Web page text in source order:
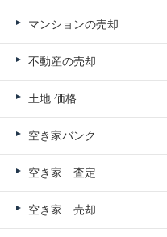
マンションの売却
不動産の売却
土地 価格
空き家バンク
空き家 査定
空き家 売却